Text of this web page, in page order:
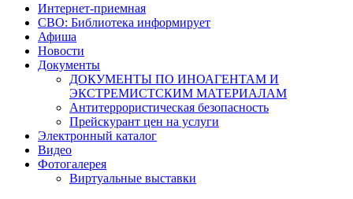
Интернет-приемная
СВО: Библиотека информирует
Афиша
Новости
Документы
ДОКУМЕНТЫ ПО ИНОАГЕНТАМ И
ЭКСТРЕМИСТСКИМ МАТЕРИАЛАМ
Антитеррористическая безопасность
Прейскурант цен на услуги
Электронный каталог
Видео
Фотогалерея
Виртуальные выставки